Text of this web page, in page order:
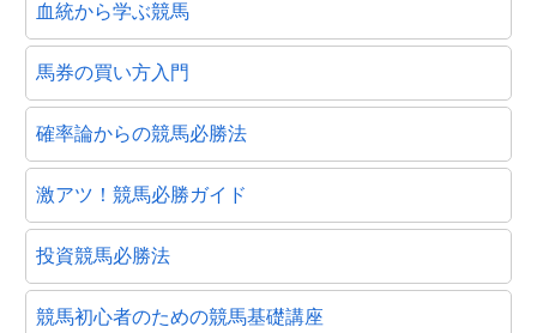
血統から学ぶ競馬
馬券の買い方入門
確率論からの競馬必勝法
激アツ！競馬必勝ガイド
投資競馬必勝法
競馬初心者のための競馬基礎講座